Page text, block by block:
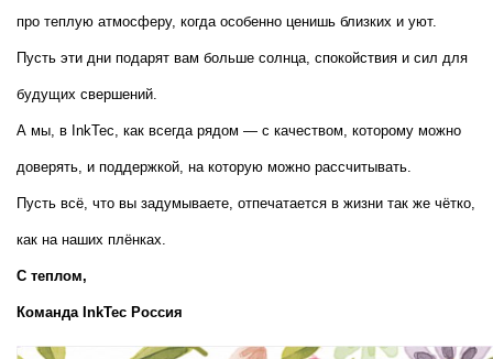
про теплую атмосферу, когда особенно ценишь близких и уют.
Пусть эти дни подарят вам больше солнца, спокойствия и сил для
будущих свершений.
А мы, в InkTec, как всегда рядом — с качеством, которому можно
доверять, и поддержкой, на которую можно рассчитывать.
Пусть всё, что вы задумываете, отпечатается в жизни так же чётко,
как на наших плёнках.
С теплом,
Команда InkTec Россия